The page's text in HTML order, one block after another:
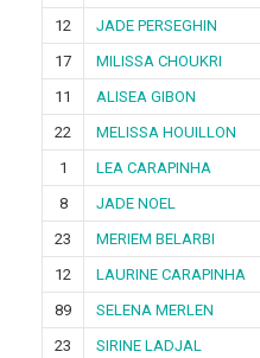
12
JADE PERSEGHIN
17
MILISSA CHOUKRI
11
ALISEA GIBON
22
MELISSA HOUILLON
1
LEA CARAPINHA
8
JADE NOEL
23
MERIEM BELARBI
12
LAURINE CARAPINHA
89
SELENA MERLEN
23
SIRINE LADJAL